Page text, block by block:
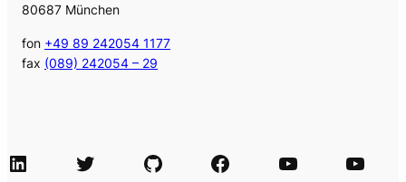
80687 München
fon +49 89 242054 1177
fax (089) 242054 – 29
LinkedIn Twitter GitHub Facebook Agile Videos Tech-Videos